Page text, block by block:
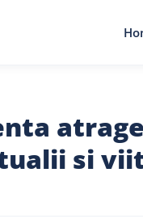
si